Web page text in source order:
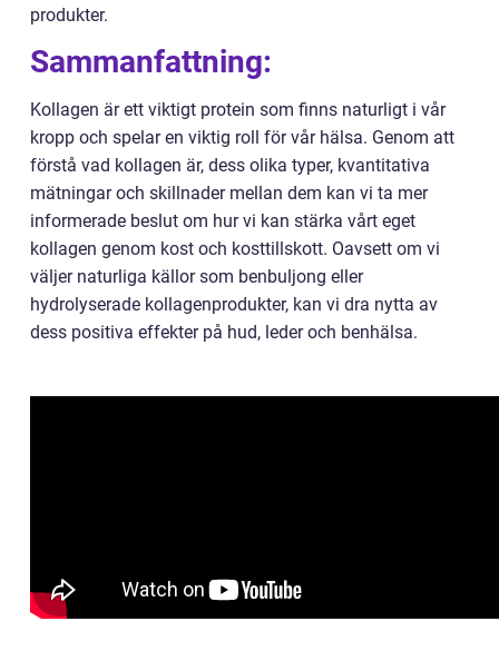
produkter.
Sammanfattning:
Kollagen är ett viktigt protein som finns naturligt i vår
kropp och spelar en viktig roll för vår hälsa. Genom att
förstå vad kollagen är, dess olika typer, kvantitativa
mätningar och skillnader mellan dem kan vi ta mer
informerade beslut om hur vi kan stärka vårt eget
kollagen genom kost och kosttillskott. Oavsett om vi
väljer naturliga källor som benbuljong eller
hydrolyserade kollagenprodukter, kan vi dra nytta av
dess positiva effekter på hud, leder och benhälsa.